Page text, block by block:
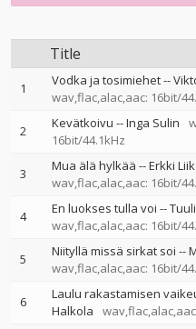
Title
1 Vodka ja tosimiehet--
wav,flac,alac,aac: 16bit/
2 Kevätkoivu --Inga Sulin
16bit/44.1kHz
3 Mua älä hylkää --Erkki
wav,flac,alac,aac: 16bit/
4 En luokses tulla voi --
wav,flac,alac,aac: 16bit/
5 Niityllä missä sirkat soi --
wav,flac,alac,aac: 16bit/
6 Laulu rakastamisen
Halkola